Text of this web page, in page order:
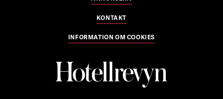
KONTAKT
INFORMATION OM COOKIES